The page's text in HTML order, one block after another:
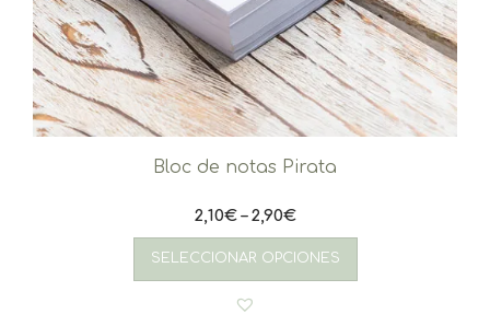
Bloc de notas Pirata
2,10€–2,90€
SELECCIONAR OPCIONES
Este